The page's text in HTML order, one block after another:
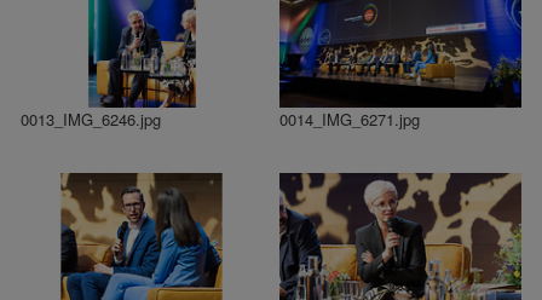
0013_IMG_6246.jpg 0014_IMG_6271.jpg